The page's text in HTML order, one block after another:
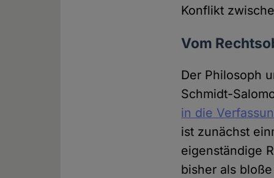
Konflikt
Vom
Der Philosoph
Schmidt-
in die
ist zunächst
eigenständige
bisher als